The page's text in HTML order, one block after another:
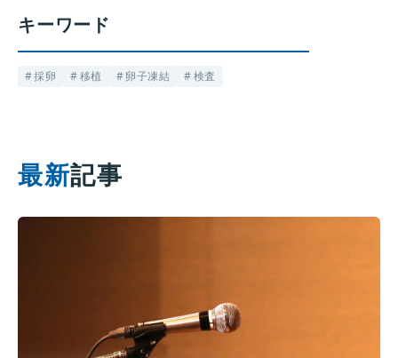
最新記事
キーワード
採卵 移植 卵子凍結 検査